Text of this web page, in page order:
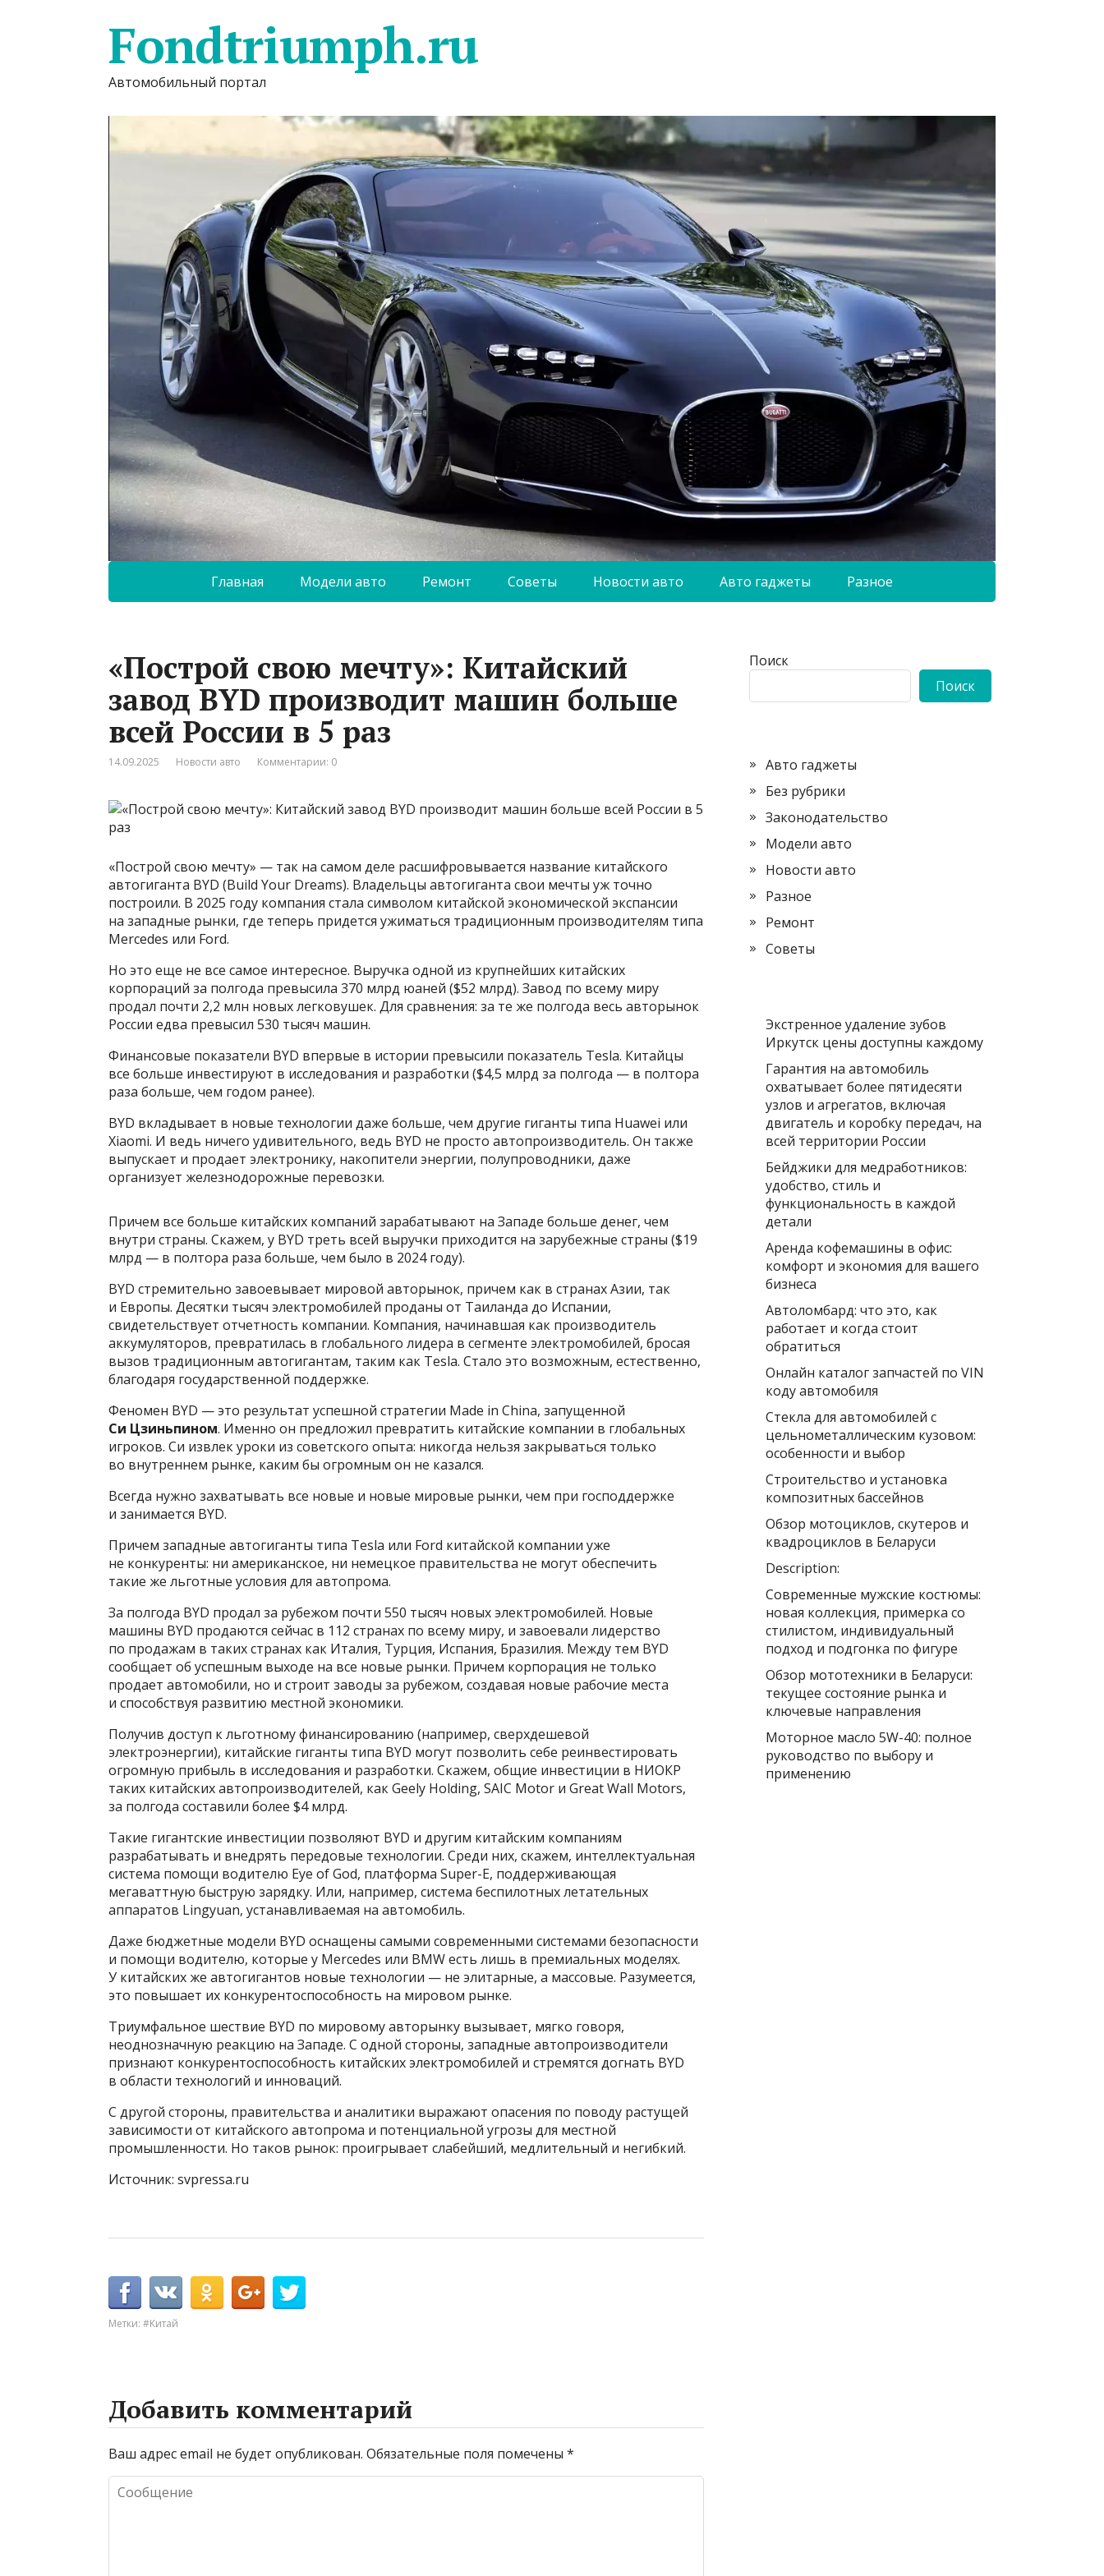
Fondtriumph.ru
Автомобильный портал
Главная Модели авто Ремонт Советы Новости авто Авто гаджеты Разное
«Построй свою мечту»: Китайский
завод BYD производит машин больше
всей России в 5 раз
14.09.2025 Новости авто Комментарии: 0
«Построй свою мечту» — так на самом деле расшифровывается название китайского
автогиганта BYD (Build Your Dreams). Владельцы автогиганта свои мечты уж точно
построили. В 2025 году компания стала символом китайской экономической экспансии
на западные рынки, где теперь придется ужиматься традиционным производителям типа
Mercedes или Ford.
Но это еще не все самое интересное. Выручка одной из крупнейших китайских
корпораций за полгода превысила 370 млрд юаней ($52 млрд). Завод по всему миру
продал почти 2,2 млн новых легковушек. Для сравнения: за те же полгода весь авторынок
России едва превысил 530 тысяч машин.
Финансовые показатели BYD впервые в истории превысили показатель Tesla. Китайцы
все больше инвестируют в исследования и разработки ($4,5 млрд за полгода — в полтора
раза больше, чем годом ранее).
BYD вкладывает в новые технологии даже больше, чем другие гиганты типа Huawei или
Xiaomi. И ведь ничего удивительного, ведь BYD не просто автопроизводитель. Он также
выпускает и продает электронику, накопители энергии, полупроводники, даже
организует железнодорожные перевозки.
Причем все больше китайских компаний зарабатывают на Западе больше денег, чем
внутри страны. Скажем, у BYD треть всей выручки приходится на зарубежные страны ($19
млрд — в полтора раза больше, чем было в 2024 году).
BYD стремительно завоевывает мировой авторынок, причем как в странах Азии, так
и Европы. Десятки тысяч электромобилей проданы от Таиланда до Испании,
свидетельствует отчетность компании. Компания, начинавшая как производитель
аккумуляторов, превратилась в глобального лидера в сегменте электромобилей, бросая
вызов традиционным автогигантам, таким как Tesla. Стало это возможным, естественно,
благодаря государственной поддержке.
Феномен BYD — это результат успешной стратегии Made in China, запущенной
Си Цзиньпином. Именно он предложил превратить китайские компании в глобальных
игроков. Си извлек уроки из советского опыта: никогда нельзя закрываться только
во внутреннем рынке, каким бы огромным он не казался.
Всегда нужно захватывать все новые и новые мировые рынки, чем при господдержке
и занимается BYD.
Причем западные автогиганты типа Tesla или Ford китайской компании уже
не конкуренты: ни американское, ни немецкое правительства не могут обеспечить
такие же льготные условия для автопрома.
За полгода BYD продал за рубежом почти 550 тысяч новых электромобилей. Новые
машины BYD продаются сейчас в 112 странах по всему миру, и завоевали лидерство
по продажам в таких странах как Италия, Турция, Испания, Бразилия. Между тем BYD
сообщает об успешным выходе на все новые рынки. Причем корпорация не только
продает автомобили, но и строит заводы за рубежом, создавая новые рабочие места
и способствуя развитию местной экономики.
Получив доступ к льготному финансированию (например, сверхдешевой
электроэнергии), китайские гиганты типа BYD могут позволить себе реинвестировать
огромную прибыль в исследования и разработки. Скажем, общие инвестиции в НИОКР
таких китайских автопроизводителей, как Geely Holding, SAIC Motor и Great Wall Motors,
за полгода составили более $4 млрд.
Такие гигантские инвестиции позволяют BYD и другим китайским компаниям
разрабатывать и внедрять передовые технологии. Среди них, скажем, интеллектуальная
система помощи водителю Eye of God, платформа Super-E, поддерживающая
мегаваттную быструю зарядку. Или, например, система беспилотных летательных
аппаратов Lingyuan, устанавливаемая на автомобиль.
Даже бюджетные модели BYD оснащены самыми современными системами безопасности
и помощи водителю, которые у Mercedes или BMW есть лишь в премиальных моделях.
У китайских же автогигантов новые технологии — не элитарные, а массовые. Разумеется,
это повышает их конкурентоспособность на мировом рынке.
Триумфальное шествие BYD по мировому авторынку вызывает, мягко говоря,
неоднозначную реакцию на Западе. С одной стороны, западные автопроизводители
признают конкурентоспособность китайских электромобилей и стремятся догнать BYD
в области технологий и инноваций.
С другой стороны, правительства и аналитики выражают опасения по поводу растущей
зависимости от китайского автопрома и потенциальной угрозы для местной
промышленности. Но таков рынок: проигрывает слабейший, медлительный и негибкий.
Источник: svpressa.ru
Метки: #Китай
Добавить комментарий
Ваш адрес email не будет опубликован. Обязательные поля помечены *
Поиск
Поиск
Авто гаджеты
Без рубрики
Законодательство
Модели авто
Новости авто
Разное
Ремонт
Советы
Экстренное удаление зубов
Иркутск цены доступны каждому
Гарантия на автомобиль
охватывает более пятидесяти
узлов и агрегатов, включая
двигатель и коробку передач, на
всей территории России
Бейджики для медработников:
удобство, стиль и
функциональность в каждой
детали
Аренда кофемашины в офис:
комфорт и экономия для вашего
бизнеса
Автоломбард: что это, как
работает и когда стоит
обратиться
Онлайн каталог запчастей по VIN
коду автомобиля
Стекла для автомобилей с
цельнометаллическим кузовом:
особенности и выбор
Строительство и установка
композитных бассейнов
Обзор мотоциклов, скутеров и
квадроциклов в Беларуси
Description:
Современные мужские костюмы:
новая коллекция, примерка со
стилистом, индивидуальный
подход и подгонка по фигуре
Обзор мототехники в Беларуси:
текущее состояние рынка и
ключевые направления
Моторное масло 5W-40: полное
руководство по выбору и
применению